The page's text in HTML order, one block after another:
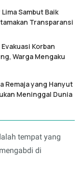
Sambut Baik
Transparansi
Korban
Warga Mengaku
Remaja yang Hanyut
Meninggal Dunia
tempat yang
di